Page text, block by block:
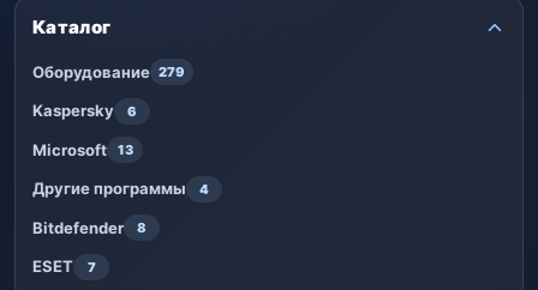
Каталог
Оборудование 279
Kaspersky 6
Microsoft 13
Другие программы 4
Bitdefender 8
ESET 7